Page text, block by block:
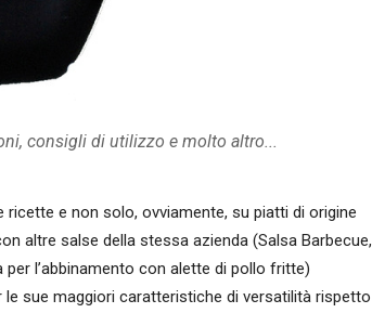
consigli di utilizzo e molto altro...
e non solo, ovviamente, su piatti di origine
altre salse della stessa azienda (Salsa Barbecue,
l’abbinamento con alette di pollo fritte)
sue maggiori caratteristiche di versatilità rispetto